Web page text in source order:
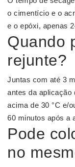
o cimentício e o
e o epóxi, apenas
Quando
rejunte?
Juntas com até 3
antes da aplicação
acima de 30 °C e/
60 minutos após a
Pode
no